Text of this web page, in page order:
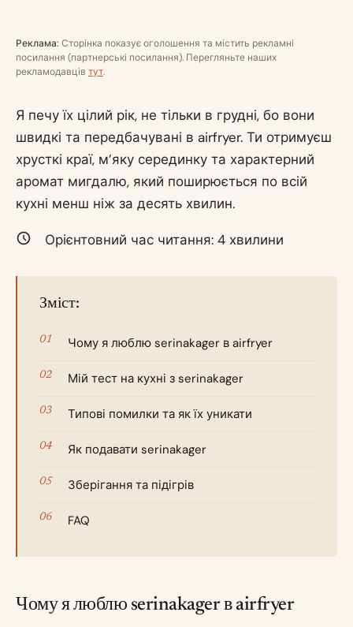
Реклама: Сторінка показує оголошення та містить рекламні
посилання (партнерські посилання). Перегляньте наших
рекламодавців тут.
Я печу їх цілий рік, не тільки в грудні, бо вони
швидкі та передбачувані в airfryer. Ти отримуєш
хрусткі краї, м’яку серединку та характерний
аромат мигдалю, який поширюється по всій
кухні менш ніж за десять хвилин.
Орієнтовний час читання: 4 хвилини
Зміст:
Чому я люблю serinakager в airfryer
Мій тест на кухні з serinakager
Типові помилки та як їх уникати
Як подавати serinakager
Зберігання та підігрів
FAQ
Чому я люблю serinakager в airfryer